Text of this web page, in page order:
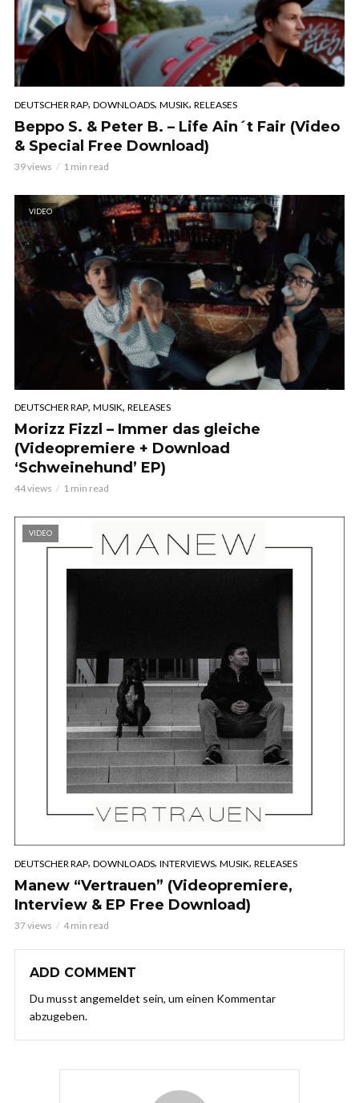
DEUTSCHER RAP, DOWNLOADS, MUSIK, RELEASES
Beppo S. & Peter B. – Life Ain´t Fair (Video
& Special Free Download)
39 views 1 min read
VIDEO
DEUTSCHER RAP, MUSIK, RELEASES
Morizz Fizzl – Immer das gleiche
(Videopremiere + Download
‘Schweinehund’ EP)
44 views 1 min read
VIDEO
DEUTSCHER RAP, DOWNLOADS, INTERVIEWS, MUSIK, RELEASES
Manew “Vertrauen” (Videopremiere,
Interview & EP Free Download)
37 views 4 min read
ADD COMMENT
Du musst angemeldet sein, um einen Kommentar
abzugeben.